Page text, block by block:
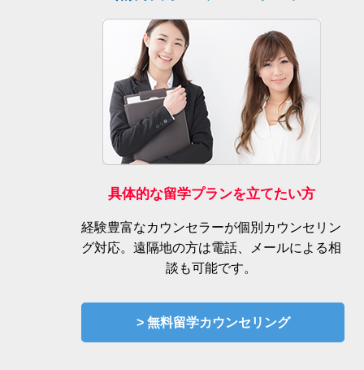
具体的な留学プランを立てたい方
経験豊富なカウンセラーが個別カウンセリン
グ対応。遠隔地の方は電話、メールによる相
談も可能です。
> 無料留学カウンセリング